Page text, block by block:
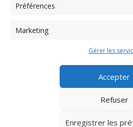
Préférences
Marketing
Gérer les
Accepter
Refuser
Enregistrer les
courriel
Gestion Loisirs Plus © 2026